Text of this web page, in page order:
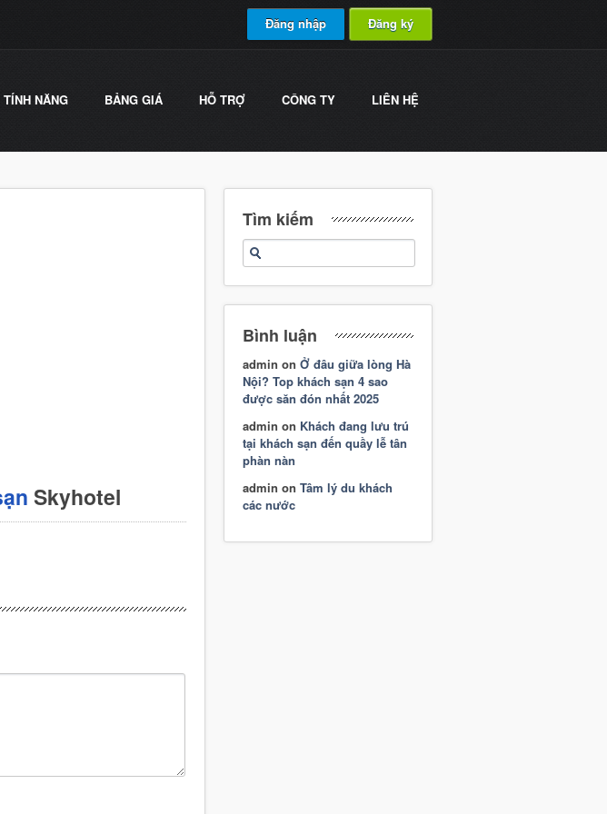
Đăng nhập Đăng ký
TÍNH NĂNG BẢNG GIÁ HỖ TRỢ CÔNG TY LIÊN HỆ
Skyhotel
Tìm kiếm
Bình luận
admin on Ở đâu giữa lòng Hà
Nội? Top khách sạn 4 sao
được săn đón nhất 2025
admin on Khách đang lưu trú
tại khách sạn đến quầy lễ tân
phàn nàn
admin on Tâm lý du khách
các nước